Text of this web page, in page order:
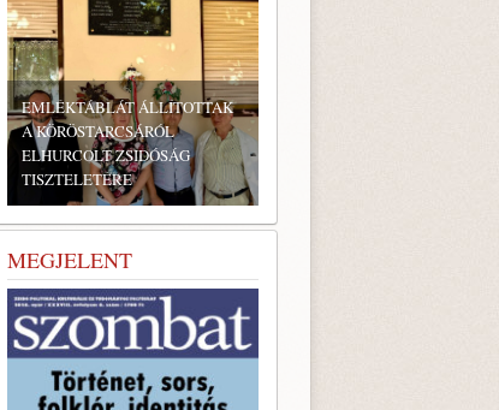
BONYHÁDI ZSIDÓ NAPOK
MEGJELENT